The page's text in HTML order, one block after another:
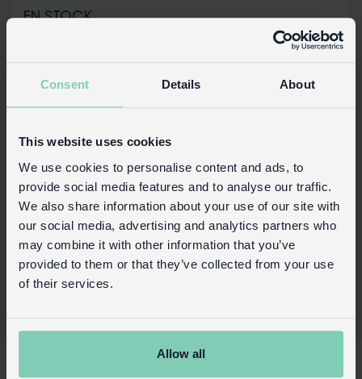
Consent Details About
This website uses cookies
We use cookies to personalise content and ads, to
provide social media features and to analyse our traffic.
We also share information about your use of our site with
our social media, advertising and analytics partners who
may combine it with other information that you’ve
provided to them or that they’ve collected from your use
of their services.
Allow all
EN STOCK
Un carnet A5 ligné avec un adorable chien
sur les couvertures avant et arrière.
Connexion commerciale
Acheter sur notre site grand public